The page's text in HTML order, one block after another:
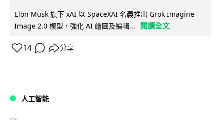
Elon Musk 旗下 xAI 以 SpaceXAI 名義推出 Grok Imagine
Image 2.0 模型，強化 AI 繪圖及編輯...
閱讀全文
14 分享
人工智能